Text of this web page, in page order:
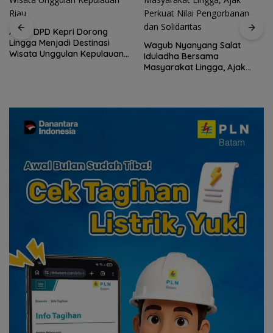
ASPPI DPD Kepri Dorong
Lingga Menjadi Destinasi
Wisata Unggulan Kepulauan
Wagub Nyanyang Salat
Iduladha Bersama
Masyarakat Lingga, Ajak